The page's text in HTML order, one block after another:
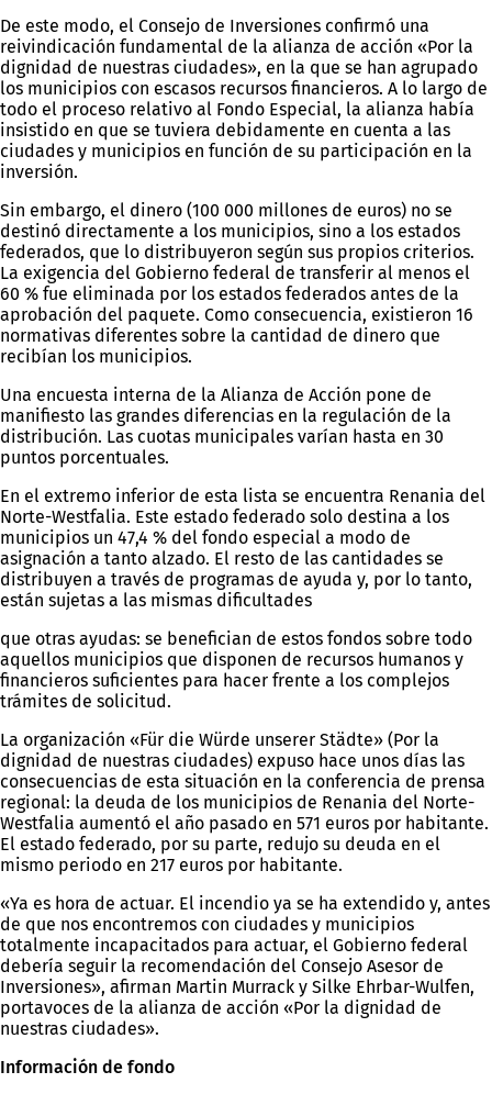
De este modo, el Consejo de Inversiones confirmó una
reivindicación fundamental de la alianza de acción «Por la
dignidad de nuestras ciudades», en la que se han agrupado
los municipios con escasos recursos financieros. A lo largo de
todo el proceso relativo al Fondo Especial, la alianza había
insistido en que se tuviera debidamente en cuenta a las
ciudades y municipios en función de su participación en la
inversión.
Sin embargo, el dinero (100 000 millones de euros) no se
destinó directamente a los municipios, sino a los estados
federados, que lo distribuyeron según sus propios criterios.
La exigencia del Gobierno federal de transferir al menos el
60 % fue eliminada por los estados federados antes de la
aprobación del paquete. Como consecuencia, existieron 16
normativas diferentes sobre la cantidad de dinero que
recibían los municipios.
Una encuesta interna de la Alianza de Acción pone de
manifiesto las grandes diferencias en la regulación de la
distribución. Las cuotas municipales varían hasta en 30
puntos porcentuales.
En el extremo inferior de esta lista se encuentra Renania del
Norte-Westfalia. Este estado federado solo destina a los
municipios un 47,4 % del fondo especial a modo de
asignación a tanto alzado. El resto de las cantidades se
distribuyen a través de programas de ayuda y, por lo tanto,
están sujetas a las mismas dificultades
que otras ayudas: se benefician de estos fondos sobre todo
aquellos municipios que disponen de recursos humanos y
financieros suficientes para hacer frente a los complejos
trámites de solicitud.
La organización «Für die Würde unserer Städte» (Por la
dignidad de nuestras ciudades) expuso hace unos días las
consecuencias de esta situación en la conferencia de prensa
regional: la deuda de los municipios de Renania del Norte-
Westfalia aumentó el año pasado en 571 euros por habitante.
El estado federado, por su parte, redujo su deuda en el
mismo periodo en 217 euros por habitante.
«Ya es hora de actuar. El incendio ya se ha extendido y, antes
de que nos encontremos con ciudades y municipios
totalmente incapacitados para actuar, el Gobierno federal
debería seguir la recomendación del Consejo Asesor de
Inversiones», afirman Martin Murrack y Silke Ehrbar-Wulfen,
portavoces de la alianza de acción «Por la dignidad de
nuestras ciudades».
Información de fondo